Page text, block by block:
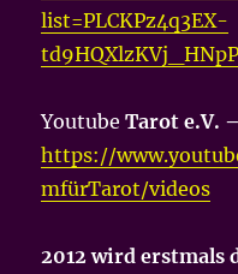
list=PLCKPz4q3EX-
YoutubeTarot e.V.
https://
mfürTarot/videos
2012 wird erstmals